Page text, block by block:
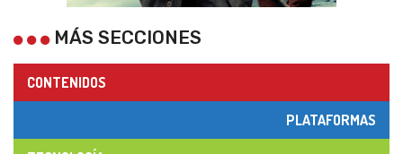
MÁS SECCIONES
CONTENIDOS
PLATAFORMAS